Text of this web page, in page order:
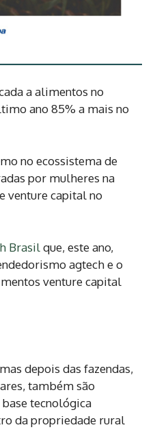
a alimentos no
ano 85% a mais no
no ecossistema de
por mulheres na
venture capital no
Brasilque, este ano,
agtech e o
venture capital
depois das fazendas,
também são
tecnológica
da propriedade rural